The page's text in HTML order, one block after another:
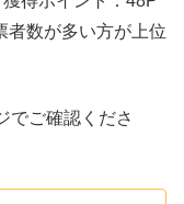
数が多い方が上位
でご確認くださ